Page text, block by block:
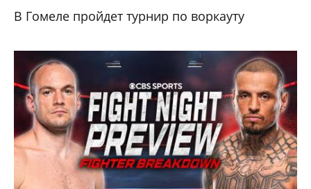
В Гомеле пройдет турнир по воркауту